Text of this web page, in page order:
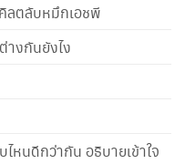
ลตลับหมึกเอชพี
งกันยังไง
หนดีกว่ากัน อธิบายเข้าใจ